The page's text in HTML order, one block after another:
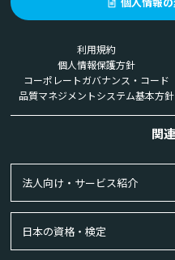
利用規約
個人情報保護方針
コーポレートガバナンス・コード
品質マネジメントシステム基本方針
関
法人向け・サービス紹介
日本の資格・検定